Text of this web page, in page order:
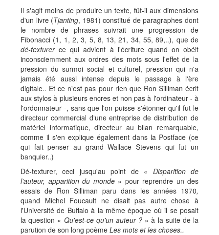
Il s'agit moins de produire un texte, fût-il aux dimensions
d'un livre (Tjanting, 1981) constitué de paragraphes dont
le nombre de phrases suivrait une progression de
Fibonacci (1, 1, 2, 3, 5, 8, 13, 21, 34, 55, 89,..), que de
dé-texturerce qui advient à l'écriture quand on obéit
inconsciemment aux ordres des mots sous l'effet de la
pression du surmoi social et culturel, pression qui n'a
jamais été aussi intense depuis le passage à l'ère
digitale.. Et ce n'est pas pour rien que Ron Silliman écrit
aux stylos à plusieurs encres et non pas à l'ordinateur - à
l'ordonnateur -, sans que l'on puisse s'étonner qu'il fut le
directeur commercial d'une entreprise de distribution de
matériel informatique, directeur au bilan remarquable,
comme il s'en explique également dans la Postface (ce
qui fait penser au grand Wallace Stevens qui fut un
banquier..)
Dé-texturer, ceci jusqu'au point de « Disparition de
l'auteur, apparition du monde » pour reprendre un des
essais de Ron Silliman paru dans les années 1970,
quand Michel Foucault ne disait pas autre chose à
l'Université de Buffalo à la même époque où il se posait
la question « Qu'est-ce qu'un auteur ? » à la suite de la
parution de son long poème Les mots et les choses..